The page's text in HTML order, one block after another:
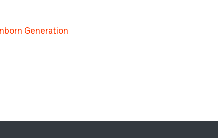
Generation